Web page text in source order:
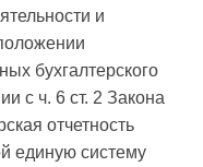
и
бухгалтерского
с ч. 6 ст. 2 Закона
отчетность
единую систему